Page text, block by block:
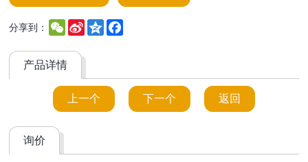
分享到： WeChat
Sina
Weibo
Qzone
产品详情
上一个 下一个 返回
询价